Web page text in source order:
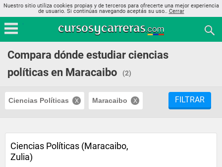
Nuestro sitio utiliza cookies propias y de terceros para ofrecerte una mejor experiencia
de usuario. Si continúas navegando aceptás su uso.. Cerrar
Compara dónde estudiar ciencias
políticas en Maracaibo
(2)
Ciencias Políticas Maracaibo FILTRAR
Ciencias Políticas (Maracaibo,
Zulia)